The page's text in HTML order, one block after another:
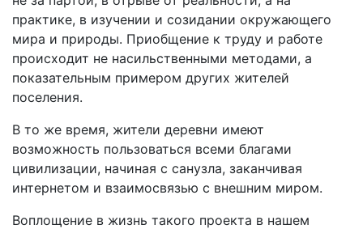
практике, в изучении и созидании окружающего
мира и природы. Приобщение к труду и работе
происходит не насильственными методами, а
показательным примером других жителей
поселения.
В то же время, жители деревни имеют
возможность пользоваться всеми благами
цивилизации, начиная с санузла, заканчивая
интернетом и взаимосвязью с внешним миром.
Воплощение в жизнь такого проекта в нашем